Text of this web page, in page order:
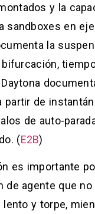
y la
sandboxes en
la
partir de
de auto-
(E2B)
es importante
de agente que
y torpe,